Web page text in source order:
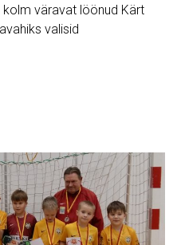
kolm väravat löönud Kärt
valisid